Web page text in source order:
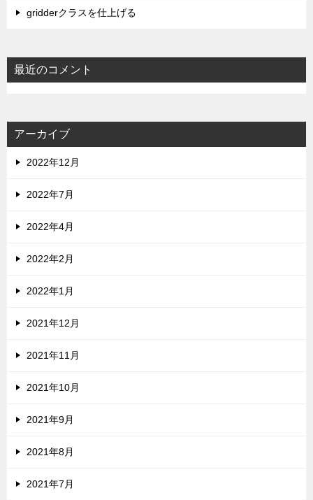
gridderクラスを仕上げる
最近のコメント
アーカイブ
2022年12月
2022年7月
2022年4月
2022年2月
2022年1月
2021年12月
2021年11月
2021年10月
2021年9月
2021年8月
2021年7月